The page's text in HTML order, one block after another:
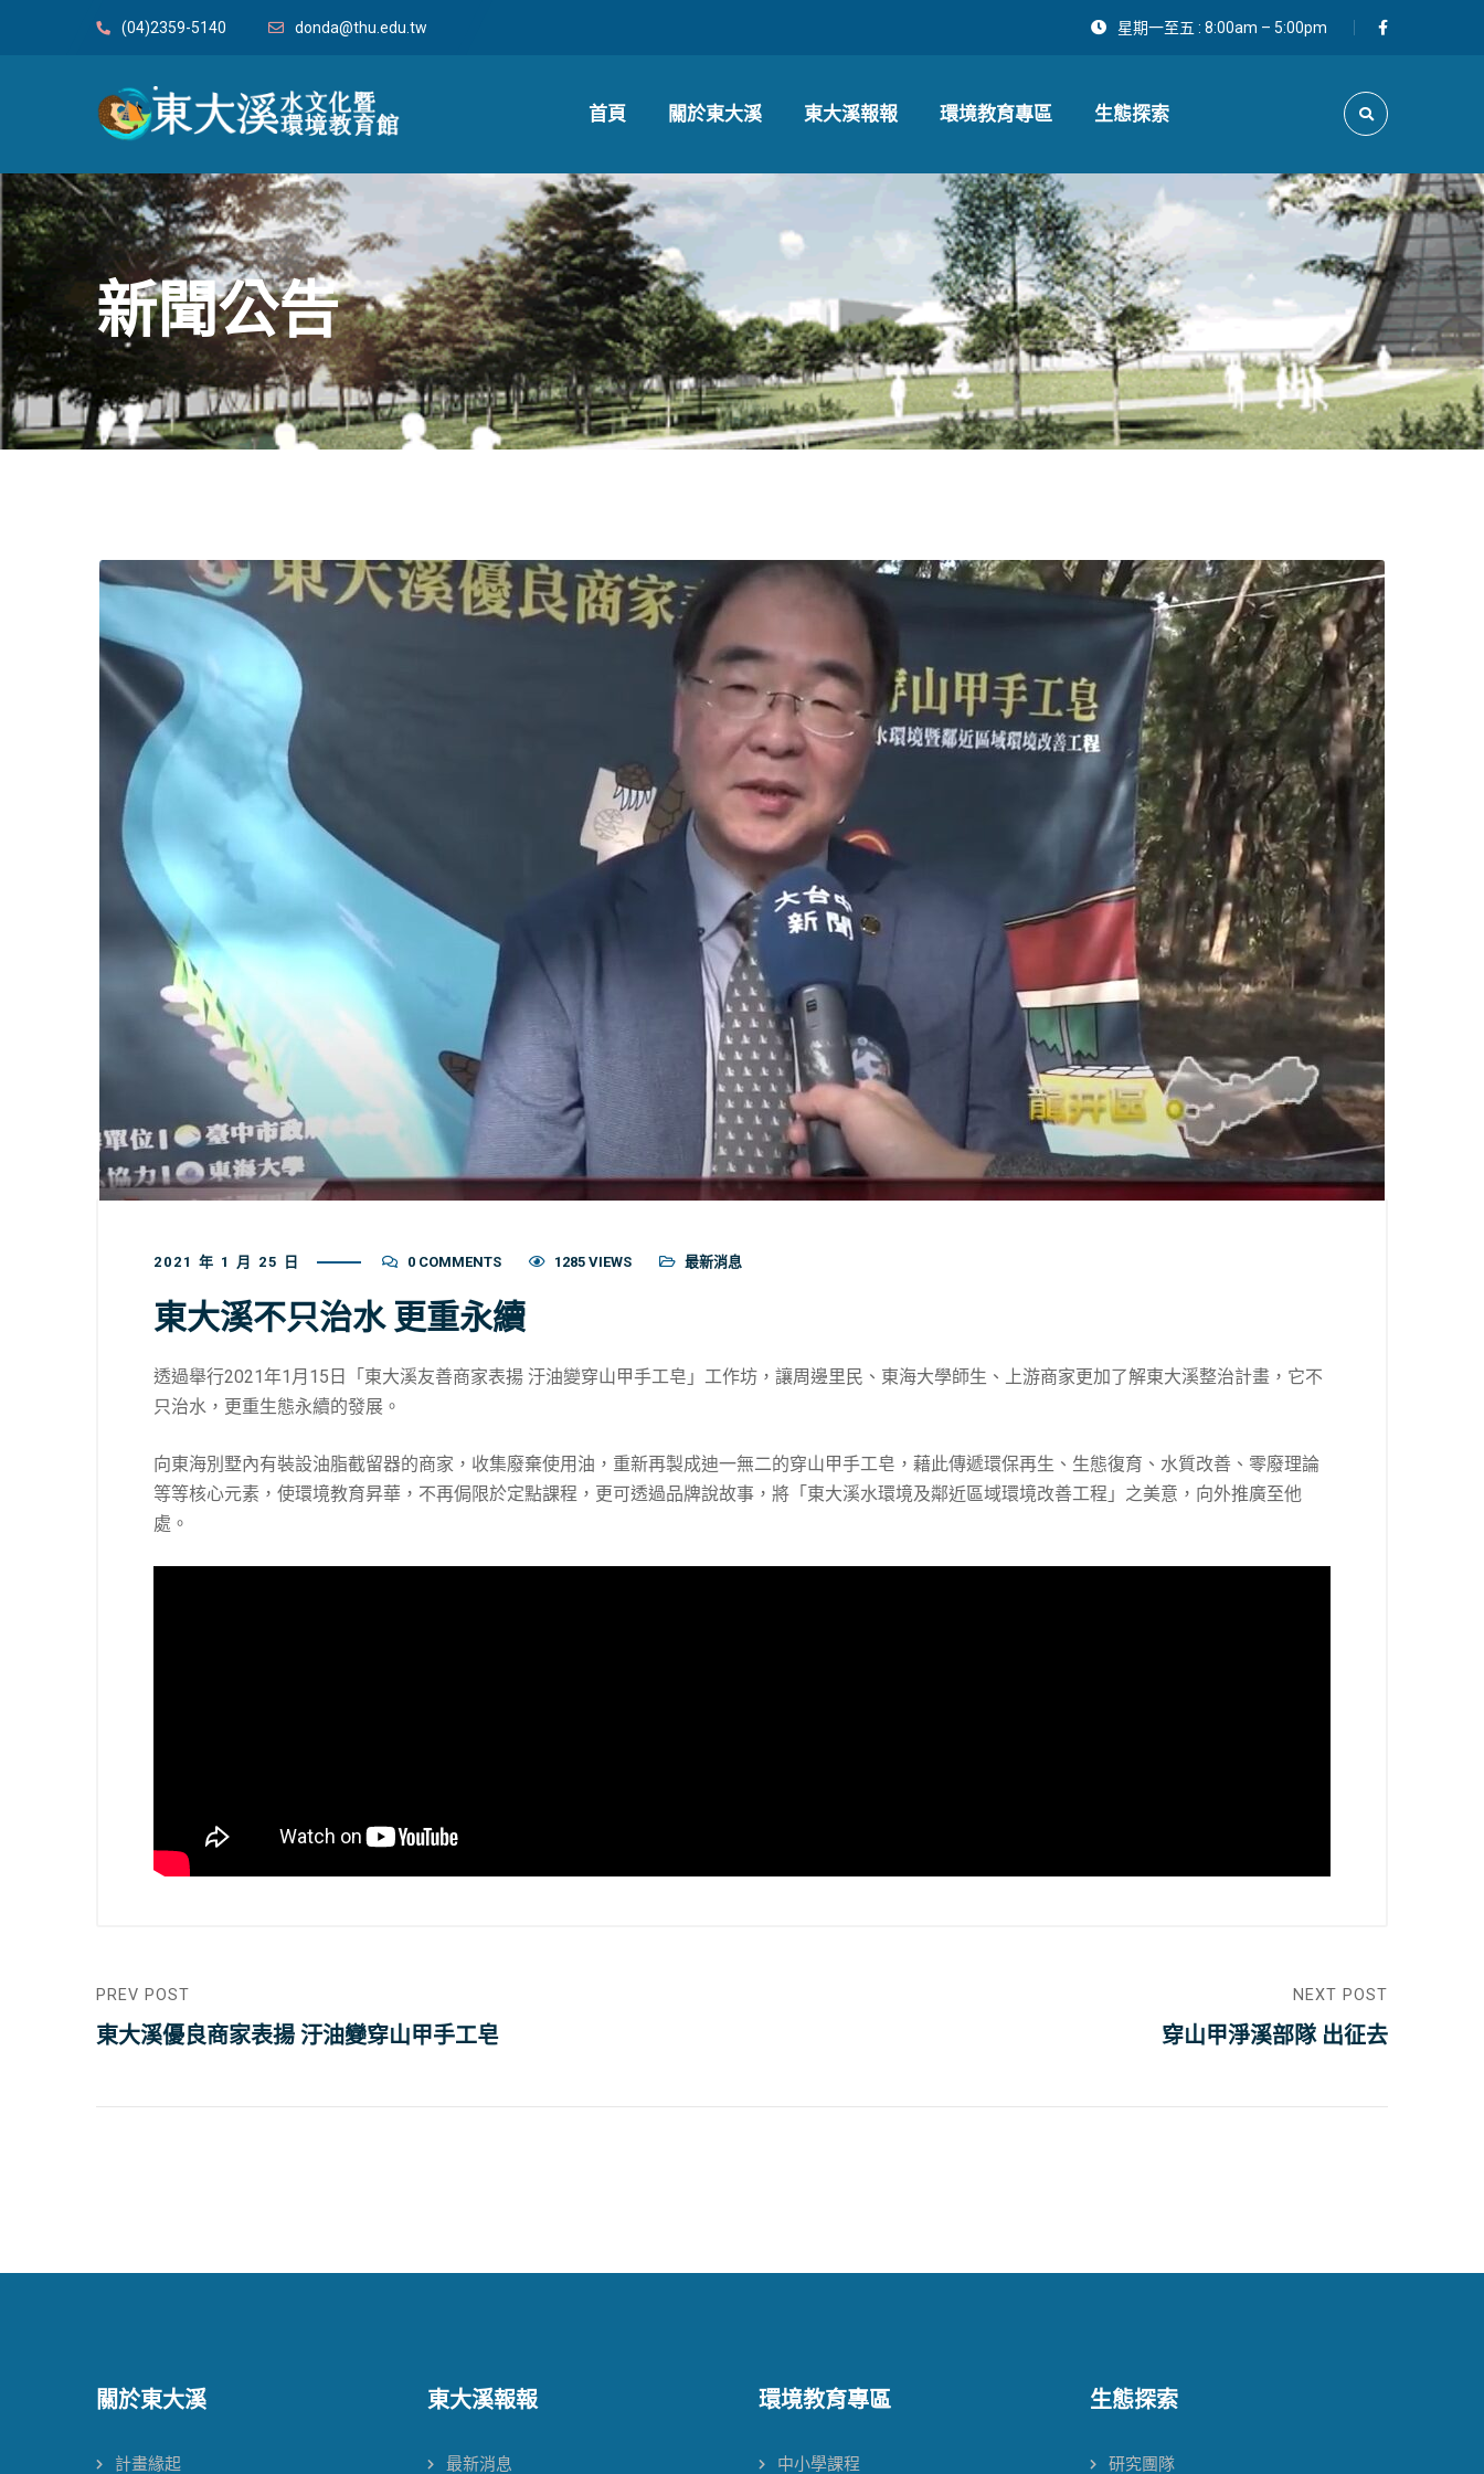
(04)2359-5140 donda@thu.edu.tw 星期一至五 : 8:00am – 5:00pm
首頁 關於東大溪 東大溪報報 環境教育專區 生態探索
新聞公告
2021 年 1 月 25 日 0 COMMENTS 1285 VIEWS 最新消息
東大溪不只治水 更重永續
透過舉行2021年1月15日「東大溪友善商家表揚 汙油變穿山甲手工皂」工作坊，讓周邊里民、東海大學師生、上游商家更加了解東大溪整治計畫，它不
只治水，更重生態永續的發展。
向東海別墅內有裝設油脂截留器的商家，收集廢棄使用油，重新再製成迪一無二的穿山甲手工皂，藉此傳遞環保再生、生態復育、水質改善、零廢理論
等等核心元素，使環境教育昇華，不再侷限於定點課程，更可透過品牌說故事，將「東大溪水環境及鄰近區域環境改善工程」之美意，向外推廣至他
處。
PREV POST
東大溪優良商家表揚 汙油變穿山甲手工皂
NEXT POST
穿山甲淨溪部隊 出征去
關於東大溪
計畫緣起
東大溪報報
最新消息
環境教育專區
中小學課程
生態探索
研究團隊